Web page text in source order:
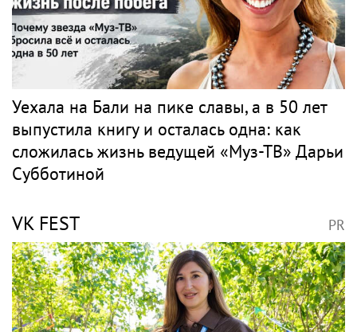
Уехала на Бали на пике славы, а в 50 лет
выпустила книгу и осталась одна: как
сложилась жизнь ведущей «Муз-ТВ» Дарьи
Субботиной
VK FEST PR